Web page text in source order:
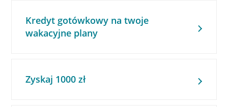
Kredyt gotówkowy na twoje
wakacyjne plany
Zyskaj 1000 zł